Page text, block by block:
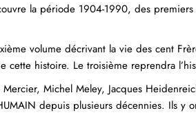
la période 1904-1990, des
volume décrivant la vie des cent
cette histoire. Le troisième reprendra
Mercier, Michel Meley, Jacques
depuis plusieurs décennies. Ils y